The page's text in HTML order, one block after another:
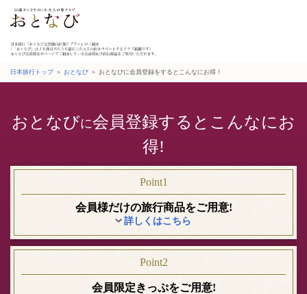
日本旅行トップ＞ おとなび ＞ おとなびに会員登録をするとこんなにお得！
おとなびに会員登録するとこんなにお
得!
Point1
会員様だけの旅行商品をご用意!
詳しくはこちら
Point2
会員限定きっぷをご用意!